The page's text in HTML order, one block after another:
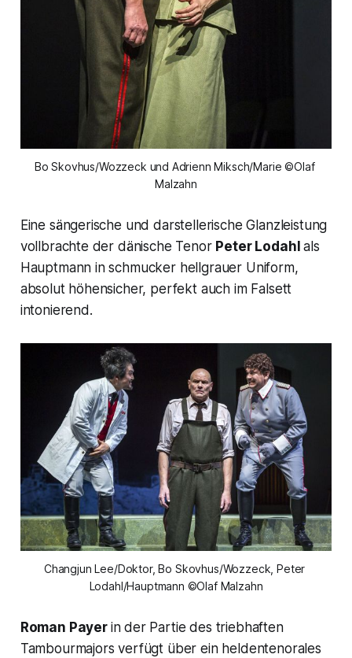
Bo Skovhus/Wozzeck und Adrienn Miksch/Marie ©Olaf
Malzahn
Eine sängerische und darstellerische Glanzleistung
vollbrachte der dänische Tenor Peter Lodahlals
Hauptmann in schmucker hellgrauer Uniform,
absolut höhensicher, perfekt auch im Falsett
intonierend.
Changjun Lee/Doktor, Bo Skovhus/Wozzeck, Peter
Lodahl/Hauptmann ©Olaf Malzahn
Roman Payer in der Partie des triebhaften
Tambourmajors verfügt über ein heldentenorales